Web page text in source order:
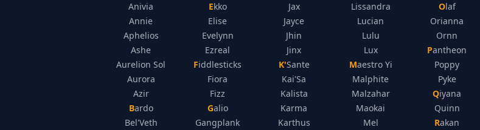
Anivia
Annie
Aphelios
Ashe
Aurelion Sol
Aurora
Azir
Bardo
Bel'Veth
Ekko
Elise
Evelynn
Ezreal
Fiddlesticks
Fiora
Fizz
Galio
Gangplank
Jax
Jayce
Jhin
Jinx
K'Sante
Kai'Sa
Kalista
Karma
Karthus
Lissandra
Lucian
Lulu
Lux
Maestro Yi
Malphite
Malzahar
Maokai
Mel
Olaf
Orianna
Ornn
Pantheon
Poppy
Pyke
Qiyana
Quinn
Rakan